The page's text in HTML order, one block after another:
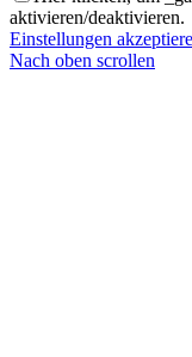
aktivieren/deaktivieren.
Einstellungen
Nach oben scrollen